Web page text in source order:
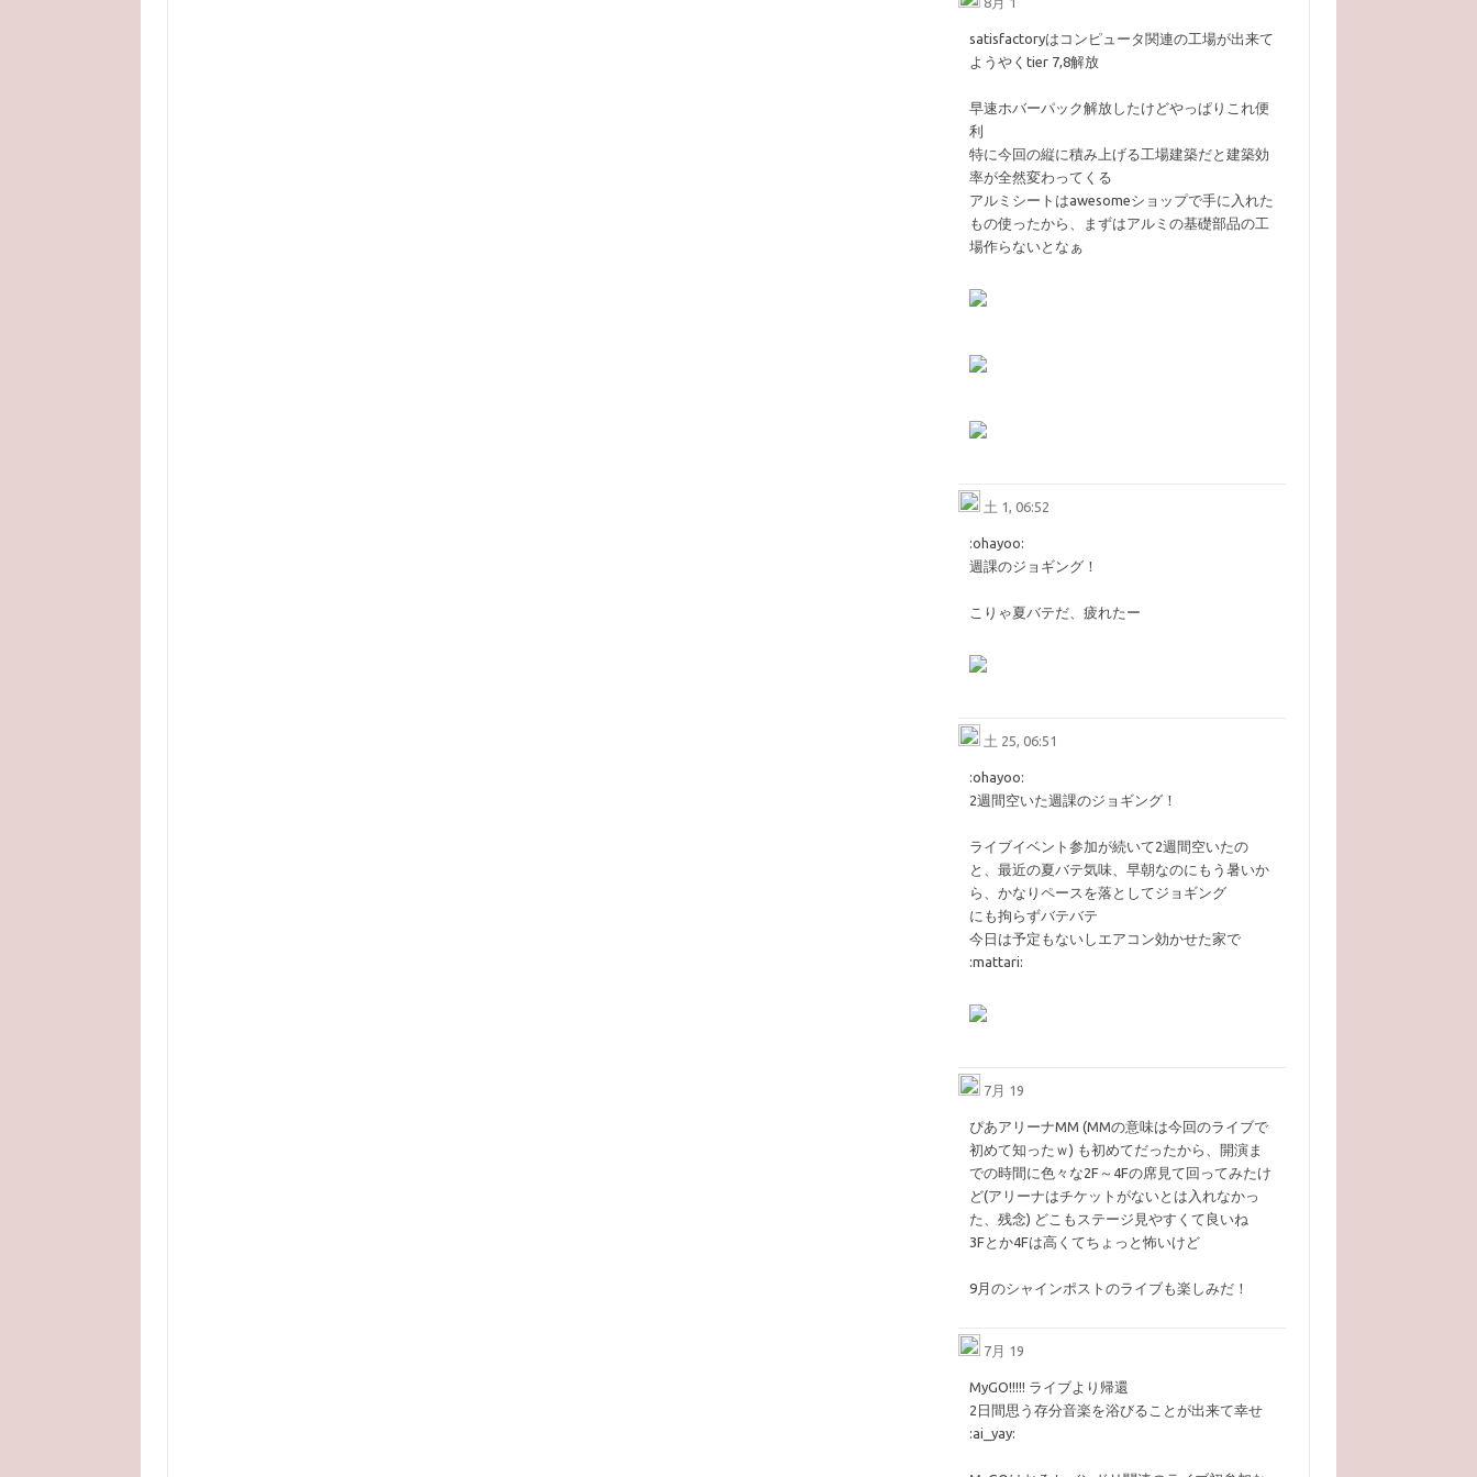
satisfactoryはコンピュータ関連の工場が出来て
ようやくtier 7,8解放
早速ホバーパック解放したけどやっぱりこれ便
利
特に今回の縦に積み上げる工場建築だと建築効
率が全然変わってくる
アルミシートはawesomeショップで手に入れた
もの使ったから、まずはアルミの基礎部品の工
場作らないとなぁ
土 1, 06:52
​:ohayoo:​
週課のジョギング！
こりゃ夏バテだ、疲れたー
土 25, 06:51
​:ohayoo:​
2週間空いた週課のジョギング！
ライブイベント参加が続いて2週間空いたの
と、最近の夏バテ気味、早朝なのにもう暑いか
ら、かなりペースを落としてジョギング
にも拘らずバテバテ
今日は予定もないしエアコン効かせた家で
:mattari:​
7月 19
ぴあアリーナMM (MMの意味は今回のライブで
初めて知ったｗ) も初めてだったから、開演ま
での時間に色々な2F～4Fの席見て回ってみたけ
ど(アリーナはチケットがないとは入れなかっ
た、残念) どこもステージ見やすくて良いね
3Fとか4Fは高くてちょっと怖いけど
9月のシャインポストのライブも楽しみだ！
7月 19
MyGO!!!!! ライブより帰還
2日間思う存分音楽を浴びることが出来て幸せ
:ai_yay:​